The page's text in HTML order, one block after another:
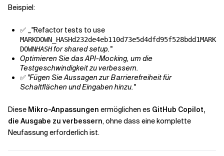
Beispiel:
✅ _"Refactor tests to use
MARKDOWN_HASHd232de4eb110d73e5d4dfd95f528bdd1MARK
DOWNHASHfor shared setup."
Optimieren Sie das API-Mocking, um die
Testgeschwindigkeit zu verbessern.
✅ "Fügen Sie Aussagen zur Barrierefreiheit für
Schaltflächen und Eingaben hinzu."
Diese Mikro-Anpassungen ermöglichen es GitHub Copilot,
die Ausgabe zu verbessern, ohne dass eine komplette
Neufassung erforderlich ist.